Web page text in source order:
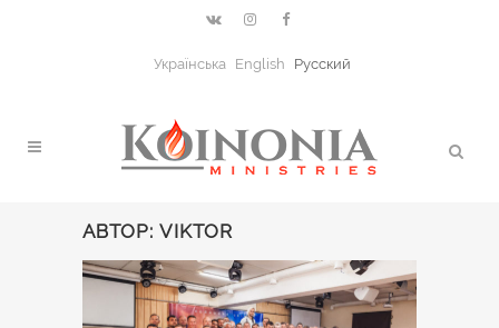
Українська English Русский
АВТОР: VIKTOR